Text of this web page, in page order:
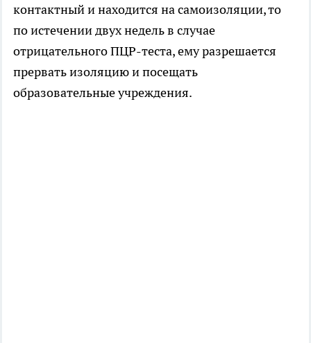
контактный и находится на самоизоляции, то
по истечении двух недель в случае
отрицательного ПЦР-теста, ему разрешается
прервать изоляцию и посещать
образовательные учреждения.